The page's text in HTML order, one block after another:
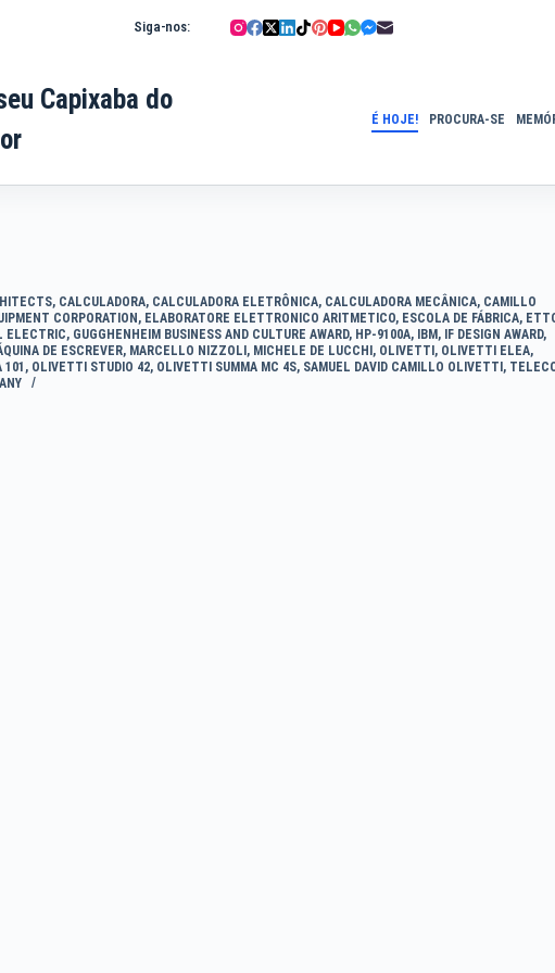
Siga-nos:
Capixaba do
É HOJE! PROCURA-SE
, CALCULADORA, CALCULADORA ELETRÔNICA, CALCULADORA MECÂNICA, CAMILLO
CORPORATION , ELABORATORE ELETTRONICO ARITMETICO, ESCOLA DE FÁBRICA,
ELECTRIC, GUGGHENHEIM BUSINESS AND CULTURE AWARD, HP-9100A, IBM , IF DESIGN AWARD,
DE ESCREVER, MARCELLO NIZZOLI , MICHELE DE LUCCHI , OLIVETTI , OLIVETTI ELEA,
101 , OLIVETTI STUDIO 42, OLIVETTI SUMMA MC 4S, SAMUEL DAVID CAMILLO OLIVETTI ,